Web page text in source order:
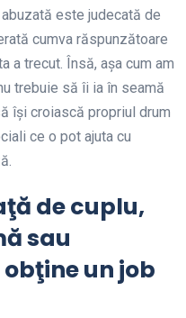
este judecată de
cumva răspunzătoare
a trecut. Însă, aşa cum am
trebuie să îi ia în seamă
îşi croiască propriul drum
ce o pot ajuta cu
de cuplu,
sau
un job